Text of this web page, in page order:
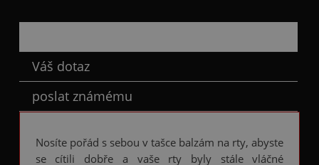
Váš dotaz
poslat známému
Nosíte pořád s sebou v tašce balzám na rty, abyste
se cítili dobře a vaše rty byly stále vláčné